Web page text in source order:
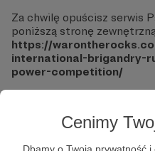
Cenimy
Za chwilę opuścisz serwis
poniższą stronę
https://
international-
power-competition/
Nie podawaj swoich